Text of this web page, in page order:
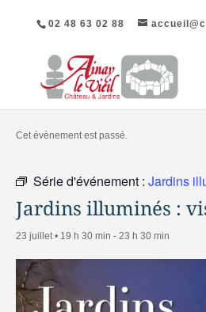
02 48 63 02 88
« Tous les Évènements
Cet évènement est passé.
Série d'événement : Jardins
Jardins illuminés :
23 juillet • 19 h 30 min - 23 h 30 min